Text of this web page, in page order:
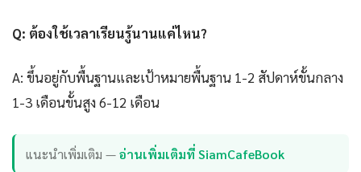
Q: ต้องใช้เวลาเรียนรู้นานแค่ไหน?
A: ขึ้นอยู่กับพื้นฐานและเป้าหมายพื้นฐาน 1-2 สัปดาห์ขั้นกลาง
1-3 เดือนขั้นสูง 6-12 เดือน
แนะนำเพิ่มเติม —อ่านเพิ่มเติมที่ SiamCafeBook